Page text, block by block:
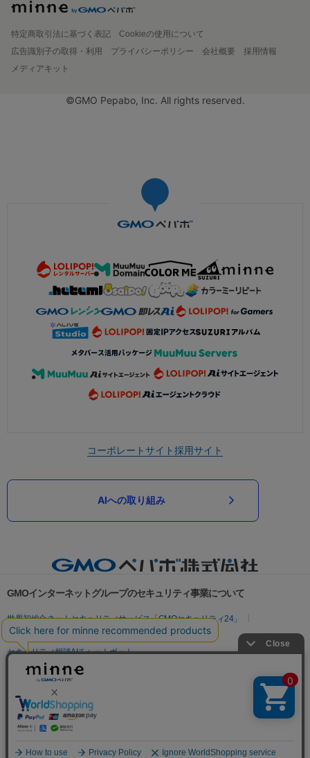
特定商取引法に基づく表記
Cookieの使用について
広告識別子の取得・利用
プライバシーポリシー 会社概要
採用情報
メディアキット
©GMO Pepabo, Inc. All rights reserved.
コーポレートサイト採用サイト
AIへの取り組み
GMOインターネットグループのセキュリティ事業について
世界初総合ネットセキュリティサービス「GMOセキュリティ24」
パスワード漏洩診断
Webサイトリスク診断
セキュリティ相談AIチャットボット
実在証明・盗聴対策
サイバー攻撃対策（GMO Flatt Security）
セキュリティ事業の軌跡